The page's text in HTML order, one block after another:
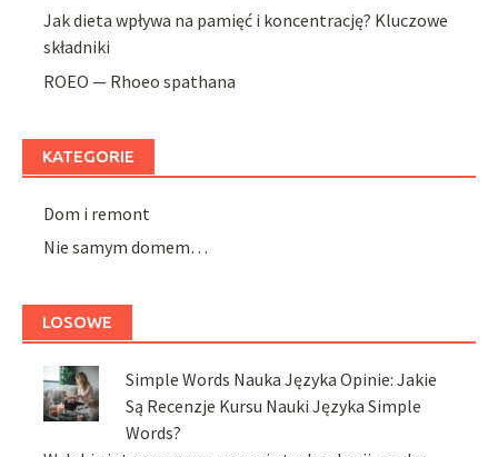
Jak dieta wpływa na pamięć i koncentrację? Kluczowe
składniki
ROEO — Rhoeo spathana
KATEGORIE
Dom i remont
Nie samym domem…
LOSOWE
Simple Words Nauka Języka Opinie: Jakie
Są Recenzje Kursu Nauki Języka Simple
Words?